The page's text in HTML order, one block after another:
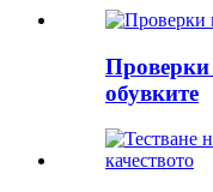
Проверки
обувките